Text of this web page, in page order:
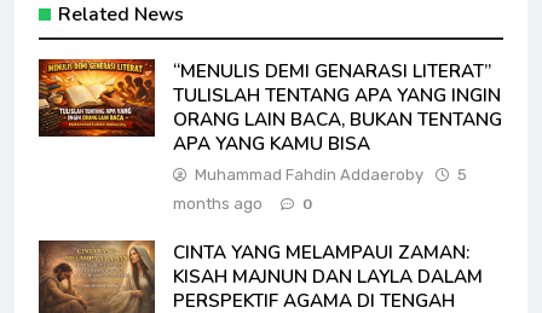
Related News
“MENULIS DEMI GENARASI LITERAT”
TULISLAH TENTANG APA YANG INGIN
ORANG LAIN BACA, BUKAN TENTANG
APA YANG KAMU BISA
Muhammad Fahdin Addaeroby
5
months ago
0
CINTA YANG MELAMPAUI ZAMAN:
KISAH MAJNUN DAN LAYLA DALAM
PERSPEKTIF AGAMA DI TENGAH